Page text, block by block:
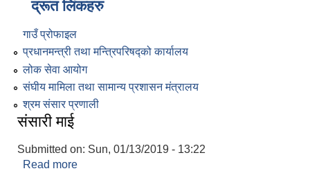
द्रूत लिंकहरु
गाउँ प्रोफाइल
प्रधानमन्त्री तथा मन्त्रिपरिषद्‍को कार्यालय
लोक सेवा आयोग
संघीय मामिला तथा सामान्य प्रशासन मंत्रालय
श्रम संसार प्रणाली
संसारी माई
Submitted on: Sun, 01/13/2019 - 13:22
Read more